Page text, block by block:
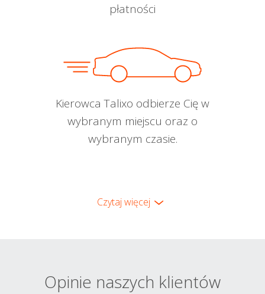
płatności
Kierowca Talixo odbierze Cię w
wybranym miejscu oraz o
wybranym czasie.
Czytaj więcej
Opinie naszych klientów